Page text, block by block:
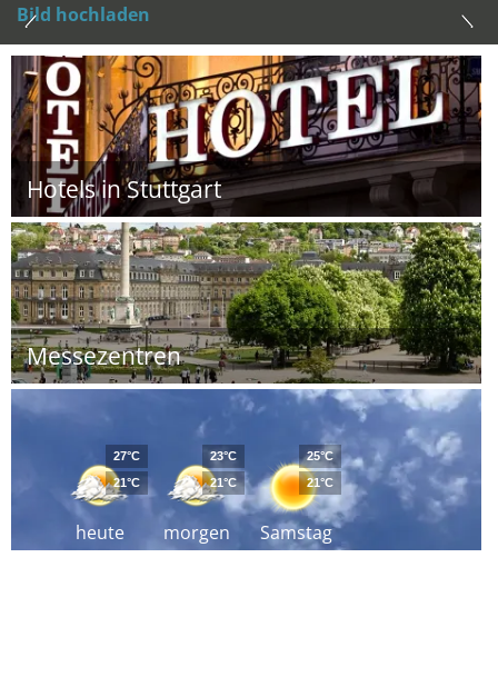
Bild hochladen
Hotels in Stuttgart
Messezentren
heute
27°C
21°C
morgen
23°C
21°C
Samstag
25°C
21°C